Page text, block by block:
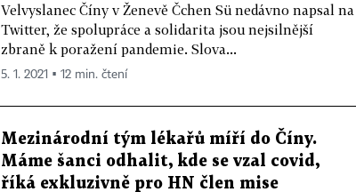
Velvyslanec Číny v Ženevě Čchen Sü nedávno napsal na
Twitter, že spolupráce a solidarita jsou nejsilnější
zbraně k poražení pandemie. Slova...
5. 1. 2021 ▪ 12 min. čtení
Mezinárodní tým lékařů míří do Číny.
Máme šanci odhalit, kde se vzal covid,
říká exkluzivně pro HN člen mise